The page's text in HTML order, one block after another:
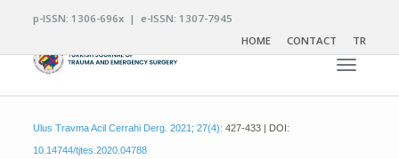
p-ISSN: 1306-696x | e-ISSN: 1307-7945
HOME
CONTACT TR
Toggle
Ulus Travma Acil Cerrahi Derg. 2021; 27(4): 427-433 | DOI:
10.14744/tjtes.2020.04788